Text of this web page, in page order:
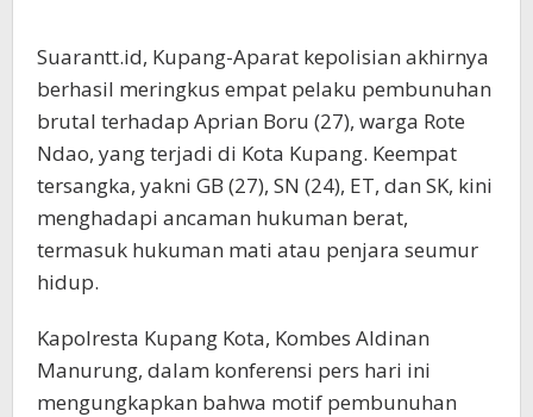
Suarantt.id, Kupang-Aparat kepolisian akhirnya
berhasil meringkus empat pelaku pembunuhan
brutal terhadap Aprian Boru (27), warga Rote
Ndao, yang terjadi di Kota Kupang. Keempat
tersangka, yakni GB (27), SN (24), ET, dan SK, kini
menghadapi ancaman hukuman berat,
termasuk hukuman mati atau penjara seumur
hidup.
Kapolresta Kupang Kota, Kombes Aldinan
Manurung, dalam konferensi pers hari ini
mengungkapkan bahwa motif pembunuhan